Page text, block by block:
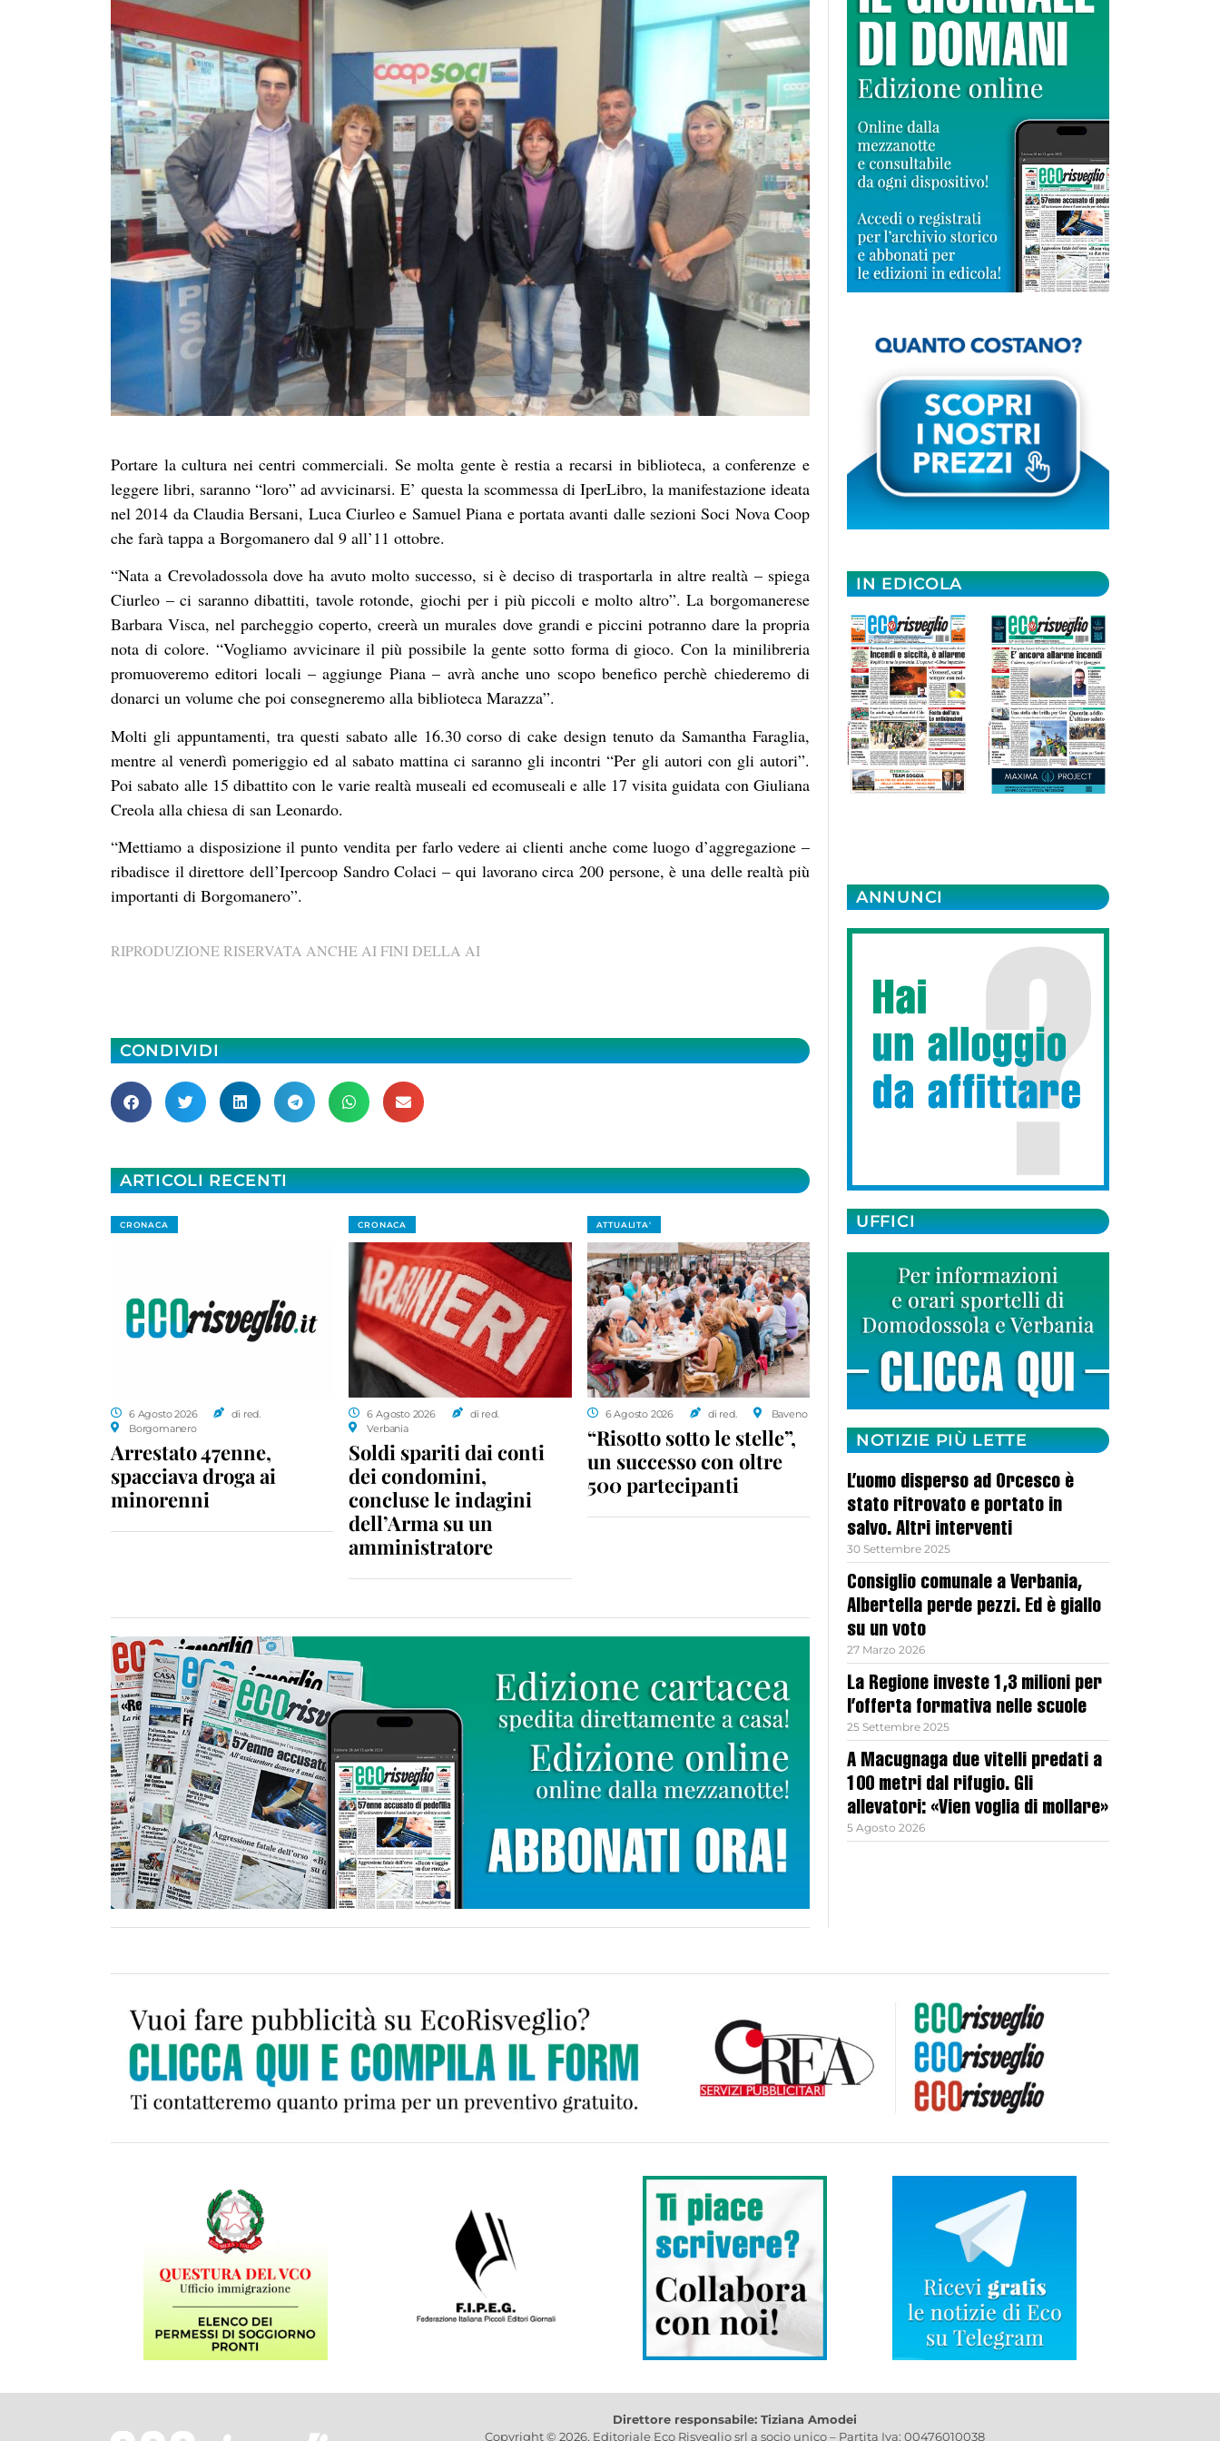
Portare la cultura nei centri commerciali. Se molta gente è restia a recarsi in biblioteca, a conferenze e
leggere libri, saranno “loro” ad avvicinarsi. E’ questa la scommessa di IperLibro, la manifestazione ideata
nel 2014 da Claudia Bersani, Luca Ciurleo e Samuel Piana e portata avanti dalle sezioni Soci Nova Coop
che farà tappa a Borgomanero dal 9 all’11 ottobre.
“Nata a Crevoladossola dove ha avuto molto successo, si è deciso di trasportarla in altre realtà – spiega
Ciurleo – ci saranno dibattiti, tavole rotonde, giochi per i più piccoli e molto altro”. La borgomanerese
Barbara Visca, nel parcheggio coperto, creerà un murales dove grandi e piccini potranno dare la propria
nota di colore. “Vogliamo avvicinare il più possibile la gente sotto forma di gioco. Con la minilibreria
promuoveremo editori locali – aggiunge Piana – avrà anche uno scopo benefico perchè chiederemo di
donarci un volume che poi consegneremo alla biblioteca Marazza”.
Molti gli appuntamenti, tra questi sabato alle 16.30 corso di cake design tenuto da Samantha Faraglia,
mentre al venerdì pomeriggio ed al sabato mattina ci saranno gli incontri “Per gli autori con gli autori”.
Poi sabato alle 15 dibattito con le varie realtà museali ed ecomuseali e alle 17 visita guidata con Giuliana
Creola alla chiesa di san Leonardo.
“Mettiamo a disposizione il punto vendita per farlo vedere ai clienti anche come luogo d’aggregazione –
ribadisce il direttore dell’Ipercoop Sandro Colaci – qui lavorano circa 200 persone, è una delle realtà più
importanti di Borgomanero”.
RIPRODUZIONE RISERVATA ANCHE AI FINI DELLA AI
CONDIVIDI
ARTICOLI RECENTI
CRONACA
6 Agosto 2026
di red.
Borgomanero
Arrestato 47enne,
spacciava droga ai
minorenni
CRONACA
6 Agosto 2026
di red.
Verbania
Soldi spariti dai conti
dei condomini,
concluse le indagini
dell’Arma su un
amministratore
ATTUALITA'
6 Agosto 2026 di red. Baveno
“Risotto sotto le stelle”,
un successo con oltre
500 partecipanti
IN EDICOLA
ANNUNCI
UFFICI
NOTIZIE PIÙ LETTE
L’uomo disperso ad Orcesco è
stato ritrovato e portato in
salvo. Altri interventi
30 Settembre 2025
Consiglio comunale a Verbania,
Albertella perde pezzi. Ed è giallo
su un voto
27 Marzo 2026
La Regione investe 1,3 milioni per
l’offerta formativa nelle scuole
25 Settembre 2025
A Macugnaga due vitelli predati a
100 metri dal rifugio. Gli
allevatori: «Vien voglia di mollare»
5 Agosto 2026
Direttore responsabile: Tiziana Amodei
Copyright © 2026, Editoriale Eco Risveglio srl a socio unico – Partita Iva: 00476010038